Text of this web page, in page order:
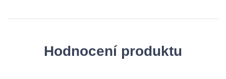
Hodnocení produktu